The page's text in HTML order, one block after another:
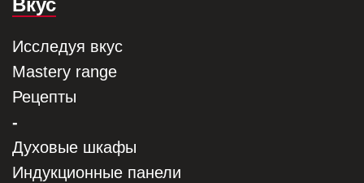
Вкус
Исследуя вкус
Mastery range
Рецепты
-
Духовые шкафы
Индукционные панели